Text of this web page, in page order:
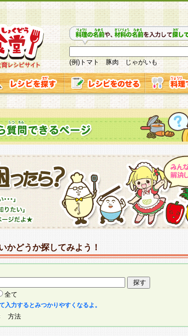
(例)トマト 豚肉 じゃがいも
かどうか探してみよう！
全て
入力するとみつかりやすくなるよ。
方法